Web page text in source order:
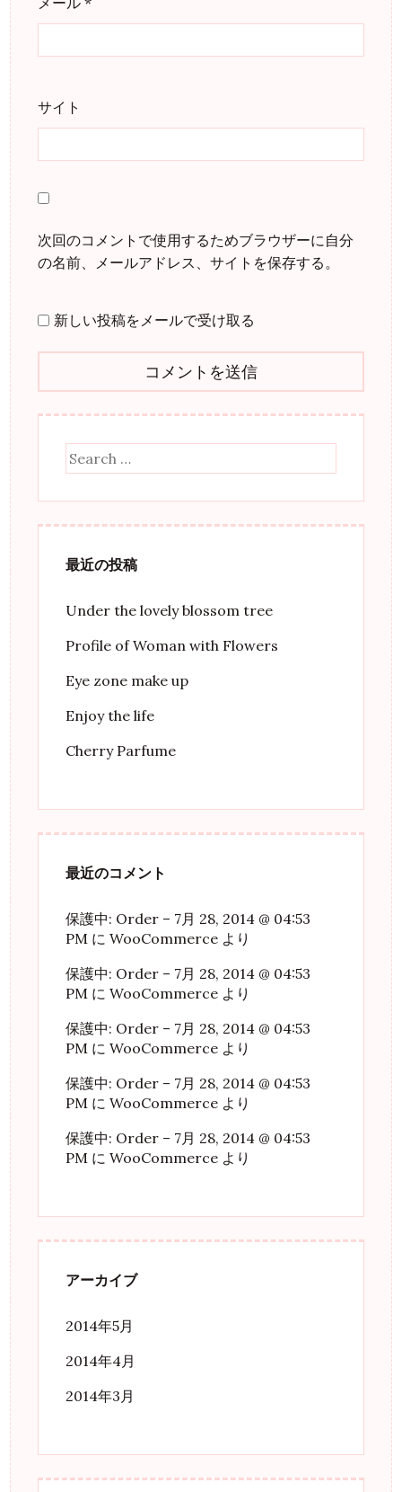
サイト
次回のコメントで使用するためブラウザーに自分
の名前、メールアドレス、サイトを保存する。
新しい投稿をメールで受け取る
Search
最近の投稿
Under the lovely blossom tree
Profile of Woman with Flowers
Eye zone make up
Enjoy the life
Cherry Parfume
最近のコメント
保護中: Order – 7月 28, 2014 @ 04:53
PM にWooCommerce より
保護中: Order – 7月 28, 2014 @ 04:53
PM にWooCommerce より
保護中: Order – 7月 28, 2014 @ 04:53
PM にWooCommerce より
保護中: Order – 7月 28, 2014 @ 04:53
PM にWooCommerce より
保護中: Order – 7月 28, 2014 @ 04:53
PM にWooCommerce より
アーカイブ
2014年5月
2014年4月
2014年3月